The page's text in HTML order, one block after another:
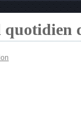
quotidien